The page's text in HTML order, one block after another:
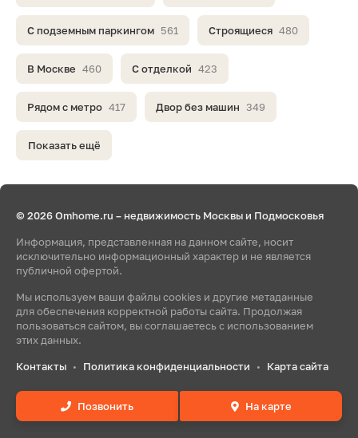
С подземным паркингом 561 Строящиеся 480
В Москве 460 С отделкой 423
Рядом с метро 417 Двор без машин 349
Показать ещё
© 2026 Omhome.ru – недвижимость Москвы и Подмосковья
Информация, представленная на данном сайте, носит
исключительно информационный характер и не является
публичной офертой.
Мы используем ваши файлы cookies и другие метаданные
для обеспечения корректной работы сайта. Продолжая
пользоваться сайтом, вы соглашаетесь с использованием
этих данных.
Контакты • Политика конфиденциальности • Карта сайта
Позвонить На карте